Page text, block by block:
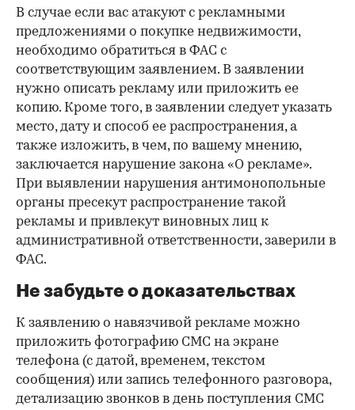
00:00 / 00:00
В случае если вас атакуют с рекламными
предложениями о покупке недвижимости,
необходимо обратиться в ФАС с
соответствующим заявлением. В заявлении
нужно описать рекламу или приложить ее
копию. Кроме того, в заявлении следует указать
место, дату и способ ее распространения, а
также изложить, в чем, по вашему мнению,
заключается нарушение закона «О рекламе».
При выявлении нарушения антимонопольные
органы пресекут распространение такой
рекламы и привлекут виновных лиц к
административной ответственности, заверили в
ФАС.
Не забудьте о доказательствах
К заявлению о навязчивой рекламе можно
приложить фотографию СМС на экране
телефона (с датой, временем, текстом
сообщения) или запись телефонного разговора,
детализацию звонков в день поступления СМС